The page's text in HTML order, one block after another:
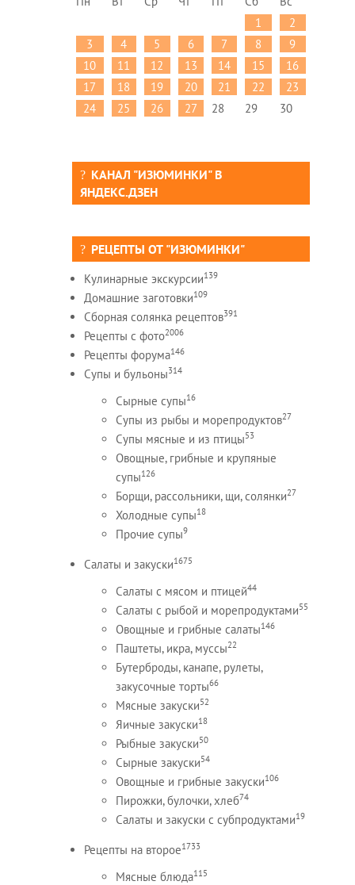
1
2
3
4 5 6 7 8
9
10
11 12 13 14 15
16
17
18 19 20 21 22
23
24
25 26 27 28 29 30
КАНАЛ "ИЗЮМИНКИ" В
ЯНДЕКС.ДЗЕН
РЕЦЕПТЫ ОТ "ИЗЮМИНКИ"
Кулинарные экскурсии139
Домашние заготовки109
Сборная солянка рецептов391
Рецепты c фото2006
Рецепты форума146
Супы и бульоны314
Сырные супы16
Супы из рыбы и морепродуктов27
Супы мясные и из птицы53
Овощные, грибные и крупяные
супы126
Борщи, рассольники, щи, солянки27
Холодные супы18
Прочие супы9
Салаты и закуски1675
Салаты с мясом и птицей44
Салаты с рыбой и морепродуктами55
Овощные и грибные салаты146
Паштеты, икра, муссы22
Бутерброды, канапе, рулеты,
закусочные торты66
Мясные закуски52
Яичные закуски18
Рыбные закуски50
Сырные закуски54
Овощные и грибные закуски106
Пирожки, булочки, хлеб74
Салаты и закуски с субпродуктами19
Рецепты на второе1733
Мясные блюда115